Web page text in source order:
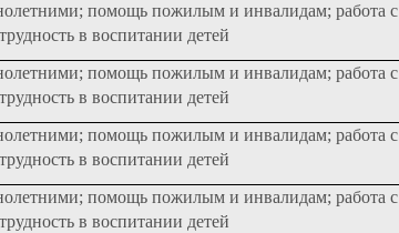
помощь пожилым и инвалидам; работа с
в воспитании детей
помощь пожилым и инвалидам; работа с
в воспитании детей
помощь пожилым и инвалидам; работа с
в воспитании детей
помощь пожилым и инвалидам; работа с
в воспитании детей